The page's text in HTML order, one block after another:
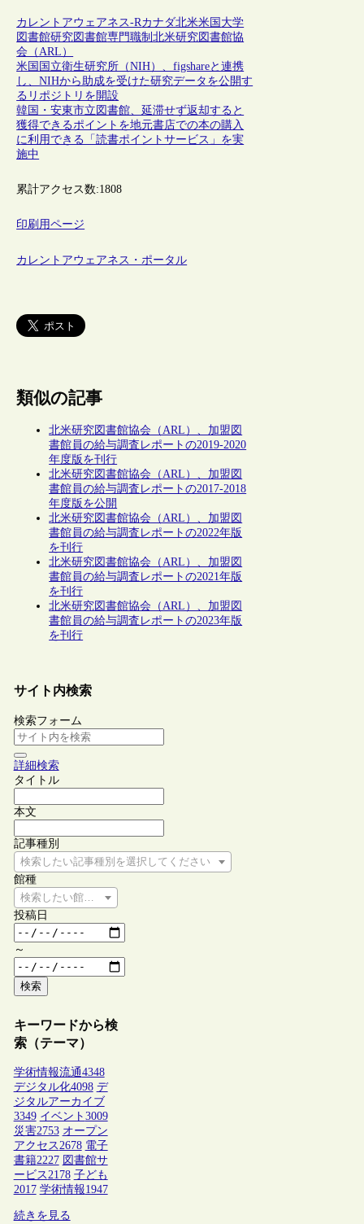
カレントアウェアネス-Rカナダ北米米国 大学
図書館研究図書館専門職制北米研究図書館協
会（ARL）
米国国立衛生研究所（NIH）、figshareと連携
し、NIHから助成を受けた研究データを公開す
るリポジトリを開設
韓国・安東市立図書館、延滞せず返却すると
獲得できるポイントを地元書店での本の購入
に利用できる「読書ポイントサービス」を実
施中
累計アクセス数:1808
印刷用ページ
カレントアウェアネス・ポータル
類似の記事
北米研究図書館協会（ARL）、加盟図
書館員の給与調査レポートの2019-2020
年度版を刊行
北米研究図書館協会（ARL）、加盟図
書館員の給与調査レポートの2017-2018
年度版を公開
北米研究図書館協会（ARL）、加盟図
書館員の給与調査レポートの2022年版
を刊行
北米研究図書館協会（ARL）、加盟図
書館員の給与調査レポートの2021年版
を刊行
北米研究図書館協会（ARL）、加盟図
書館員の給与調査レポートの2023年版
を刊行
サイト内検索
検索フォーム
詳細検索
タイトル
本文
記事種別
検索したい記事種別を選択してください
館種
検索したい館種を選択してください
投稿日
～
検索
キーワードから検
索（テーマ）
学術情報流通4348
デジタル化4098 デ
ジタルアーカイブ
3349 イベント 3009
災害2753 オープン
アクセス2678 電子
書籍2227 図書館サ
ービス2178 子ども
2017 学術情報1947
続きを見る